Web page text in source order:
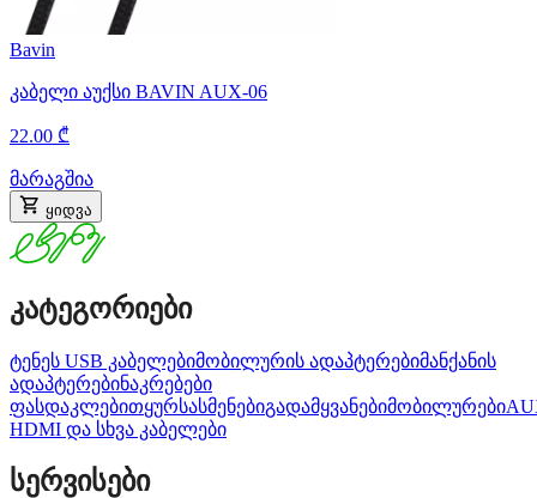
Bavin
კაბელი აუქსი BAVIN AUX-06
22.00 ₾
მარაგშია
ყიდვა
კატეგორიები
ტენეს USB კაბელებიმობილურის ადაპტერებიმანქანის
ადაპტერებინაკრებები
ფასდაკლებითყურსასმენებიგადამყვანებიმობილურები
HDMI და სხვა კაბელები
სერვისები